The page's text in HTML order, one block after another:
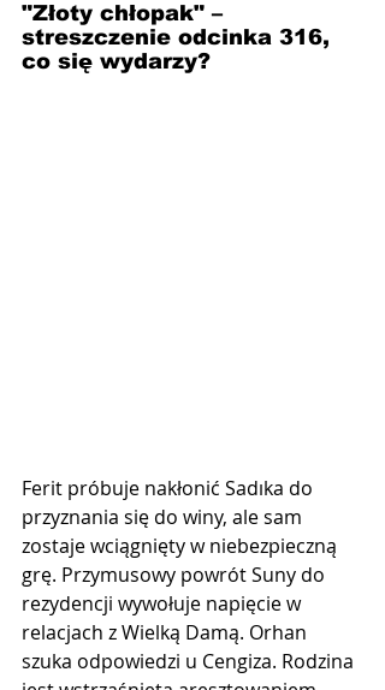
"Złoty chłopak" –
streszczenie odcinka 316,
co się wydarzy?
Ferit próbuje nakłonić Sadıka do
przyznania się do winy, ale sam
zostaje wciągnięty w niebezpieczną
grę. Przymusowy powrót Suny do
rezydencji wywołuje napięcie w
relacjach z Wielką Damą. Orhan
szuka odpowiedzi u Cengiza. Rodzina